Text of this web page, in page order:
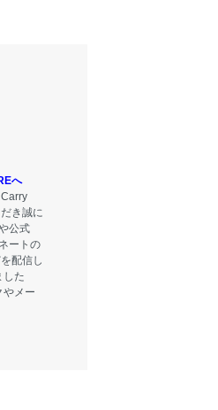
へ
き誠に
公式
ートの
配信し
した
やメー